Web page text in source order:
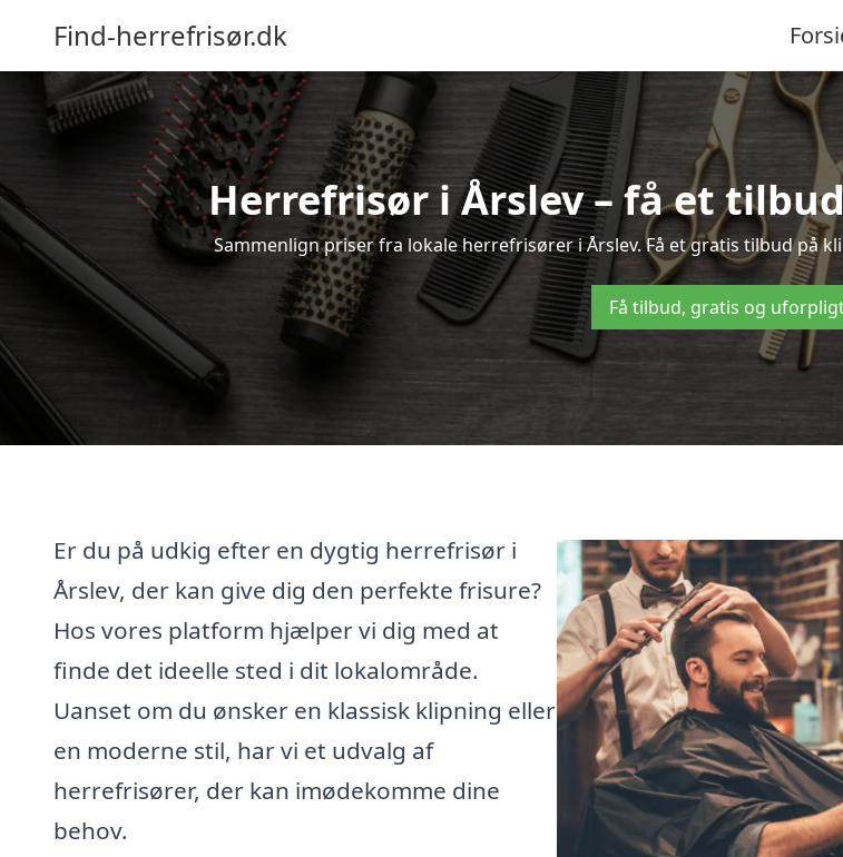
Find-herrefrisør.dk
Herrefrisør i Årslev – få et
Sammenlign priser fra lokale herrefrisører i Årslev. Få et gratis tilbud på
Få tilbud, gratis og
Er du på udkig efter en dygtig herrefrisør i
Årslev, der kan give dig den perfekte frisure?
Hos vores platform hjælper vi dig med at
finde det ideelle sted i dit lokalområde.
Uanset om du ønsker en klassisk klipning eller
en moderne stil, har vi et udvalg af
herrefrisører, der kan imødekomme dine
behov.